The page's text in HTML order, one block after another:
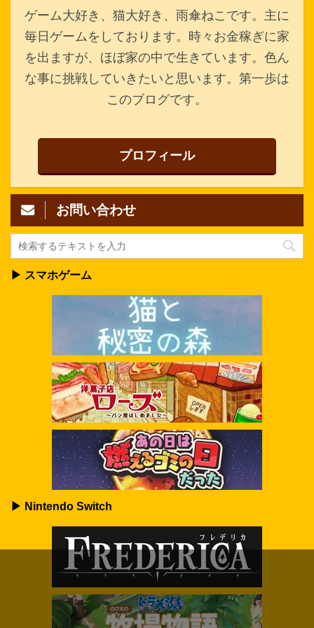
ゲーム大好き、猫大好き、雨傘ねこです。主に
毎日ゲームをしております。時々お金稼ぎに家
を出ますが、ほぼ家の中で生きています。色ん
な事に挑戦していきたいと思います。第一歩は
このブログです。
プロフィール
お問い合わせ
▶ スマホゲーム
▶ Nintendo Switch